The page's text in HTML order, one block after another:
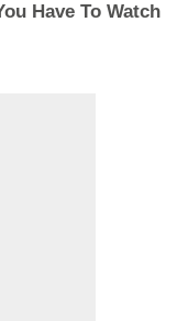
Have To Watch